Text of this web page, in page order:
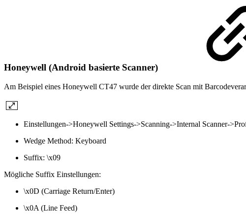
Honeywell (Android basierte Scanner)
Am Beispiel eines Honeywell CT47 wurde der direkte Scan mit
Einstellungen->Honeywell Settings->Scanning->Internal Scanner-
Wedge Method: Keyboard
Suffix: \x09
Mögliche Suffix Einstellungen:
\x0D (Carriage Return/Enter)
\x0A (Line Feed)